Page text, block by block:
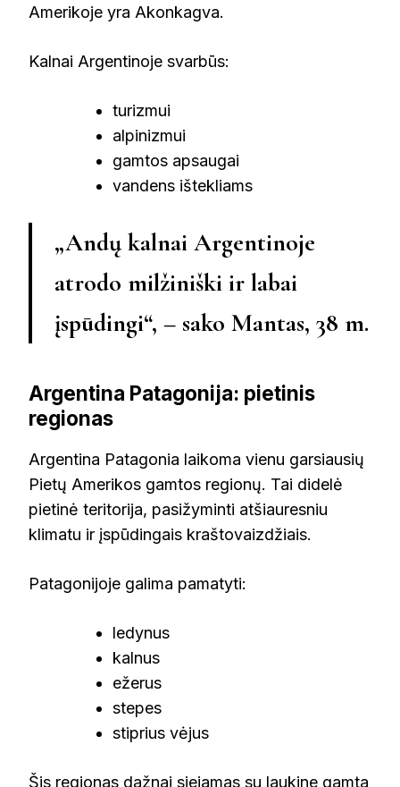
Amerikoje yra Akonkagva.
Kalnai Argentinoje svarbūs:
turizmui
alpinizmui
gamtos apsaugai
vandens ištekliams
„Andų kalnai Argentinoje
atrodo milžiniški ir labai
įspūdingi“, – sako Mantas, 38 m.
Argentina Patagonija: pietinis
regionas
Argentina Patagonia laikoma vienu garsiausių
Pietų Amerikos gamtos regionų. Tai didelė
pietinė teritorija, pasižyminti atšiauresniu
klimatu ir įspūdingais kraštovaizdžiais.
Patagonijoje galima pamatyti:
ledynus
kalnus
ežerus
stepes
stiprius vėjus
Šis regionas dažnai siejamas su laukine gamta